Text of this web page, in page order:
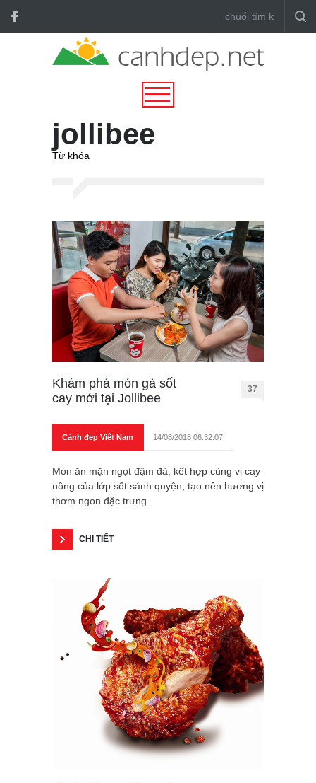
jollibee
Từ khóa
Khám phá món gà sốt
cay mới tại Jollibee
37
Cảnh đẹp Việt Nam 14/08/2018 06:32:07
Món ăn mặn ngọt đậm đà, kết hợp cùng vị cay
nồng của lớp sốt sánh quyện, tạo nên hương vị
thơm ngon đặc trưng.
CHI TIẾT